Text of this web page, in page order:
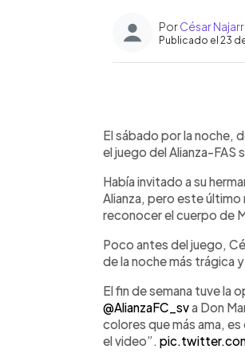
PorCésar
Publicado el 23
Escuchar
El sábado por la noche,
el juego del Alianza-FAS
Había invitado a su
Alianza, pero este último
reconocer el cuerpo de
Poco antes del juego,
de la noche más trágica
El fin de semana tuve la
@AlianzaFC_sva Don
colores que más ama,
el video”.